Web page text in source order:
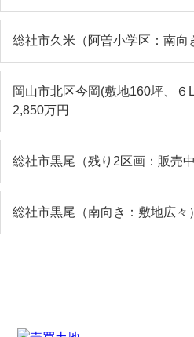
総社市久米（阿曽小学区：南向
岡山市北区今岡(敷地160坪、６
2,850万円
総社市黒尾（残り2区画：販売
総社市黒尾（南向き：敷地広々